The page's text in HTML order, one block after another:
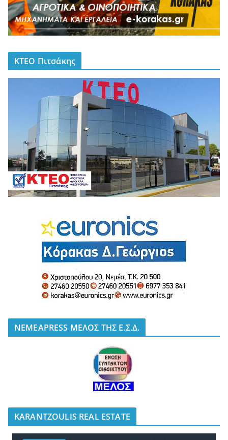
ΚΤΕΟ Πιτσάκης
NEMEAPRESS ΜΕΛΟΣ ΤΗΣ Ε.Σ.Δ.
KARANTZOULIS REAL ESTATE